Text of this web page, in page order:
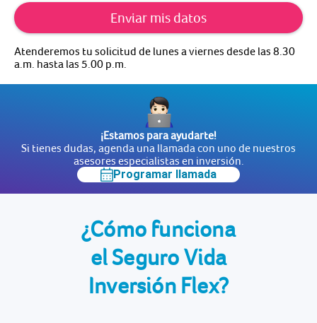
Atenderemos tu solicitud de lunes a viernes desde las 8.30
a.m. hasta las 5.00 p.m.
¡Estamos para ayudarte!
Si tienes dudas, agenda una llamada con uno de nuestros
asesores especialistas en inversión.
Programar llamada
¿Cómo funciona
el Seguro Vida
Inversión Flex?